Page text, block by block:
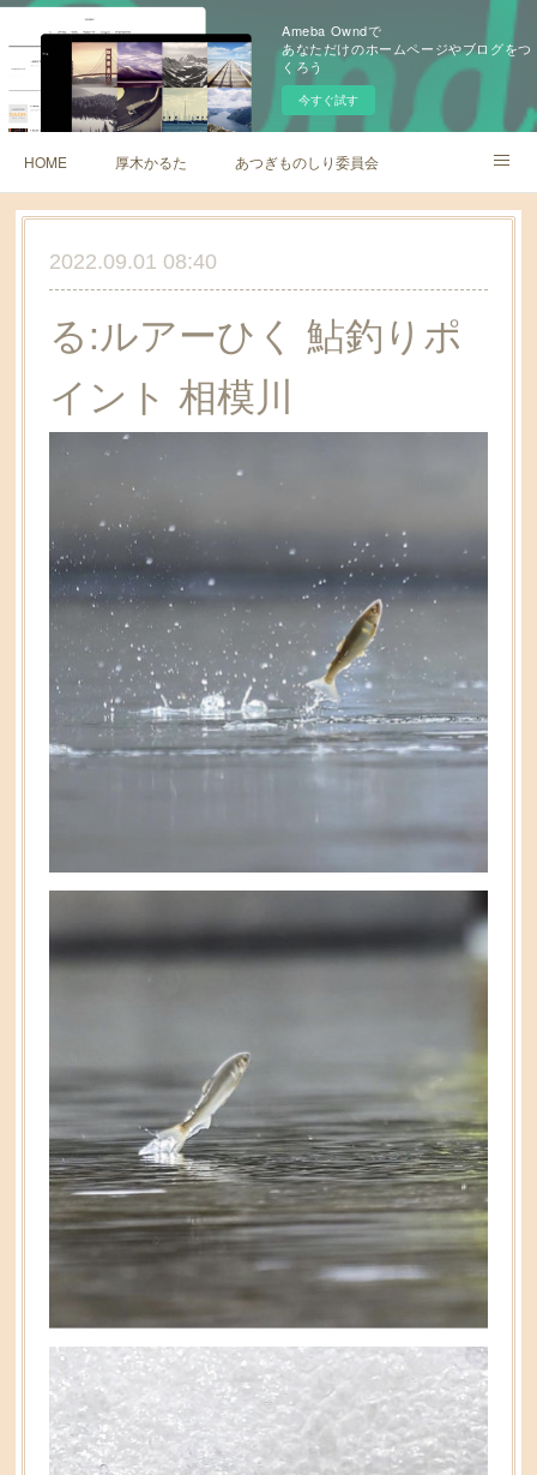
Ameba Owndで
あなただけのホームページやブログをつ
くろう
今すぐ試す
HOME 厚木かるた あつぎものしり委員会
レッツあつぎアユモ 厚木倶楽部
2022.09.01 08:40
る:ルアーひく 鮎釣りポ
イント 相模川